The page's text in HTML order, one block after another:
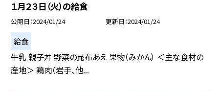
１月２３日（火）の給食
公開日 2024/01/24 更新日 2024/01/24
給食
牛乳 親子丼 野菜の昆布あえ 果物（みかん） ＜主な食材の
産地＞ 鶏肉（岩手、他...